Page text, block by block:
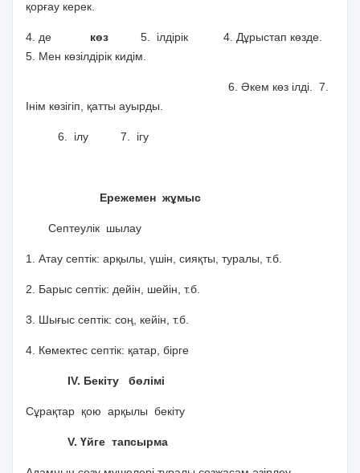
қорғау керек.
4. де көз 5. ілдірік 4. Дұрыстап көзде.
5. Мен көзілдірік кидім.
6. Әкем көз ілді. 7.
Інім көзігіп, қатты ауырды.
6. ілу 7. ігу
Ережемен жұмыс
Септеулік шылау
1. Атау септік: арқылы, үшін, сияқты, туралы, т.б.
2. Барыс септік: дейін, шейін, т.б.
3. Шығыс септік: соң, кейін, т.б.
4. Көмектес септік: қатар, бірге
ІV. Бекіту бөлімі
Сұрақтар қою арқылы бекіту
V. Үйге тапсырма